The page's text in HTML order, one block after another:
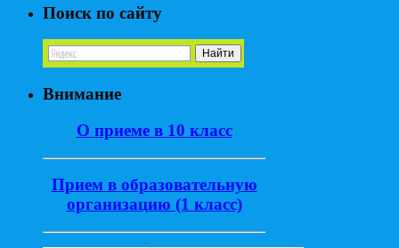
Поиск по сайту
Внимание
О приеме в 10 класс
Прием в образовательную
организацию (1 класс)